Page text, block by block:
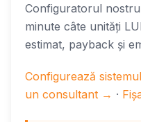
Configuratorul
minute câte unități
estimat, payback și
Configurează
un consultant → ·